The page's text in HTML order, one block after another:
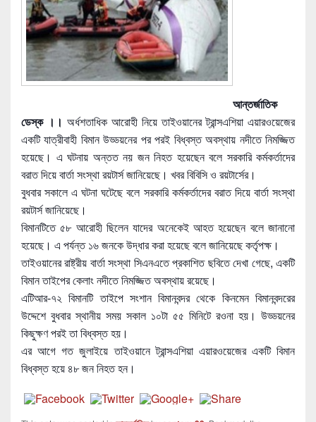
আন্তর্জাতিক
ডেস্ক ।। অর্ধশতাধিক আরোহী নিয়ে তাইওয়ানের ট্রান্সএশিয়া এয়ারওয়েজের
একটি যাত্রীবাহী বিমান উড্ডয়নের পর পরই বিধ্বস্ত অবস্থায় নদীতে নিমজ্জিত
হয়েছে। এ ঘটনায় অন্তত নয় জন নিহত হয়েছেন বলে সরকারি কর্মকর্তাদের
বরাত দিয়ে বার্তা সংস্থা রয়টার্স জানিয়েছে। খবর বিবিসি ও রয়টার্সের।
বুধবার সকালে এ ঘটনা ঘটেছে বলে সরকারি কর্মকর্তাদের বরাত দিয়ে বার্তা সংস্থা
রয়টার্স জানিয়েছে।
বিমানটিতে ৫৮ আরোহী ছিলেন যাদের অনেকেই আহত হয়েছেন বলে জানানো
হয়েছে। এ পর্যন্ত ১৬ জনকে উদ্ধার করা হয়েছে বলে জানিয়েছে কর্তৃপক্ষ।
তাইওয়ানের রাষ্ট্রীয় বার্তা সংস্থা সিএনএতে প্রকাশিত ছবিতে দেখা গেছে, একটি
বিমান তাইপের কেলাং নদীতে নিমজ্জিত অবস্থায় রয়েছে।
এটিআর-৭২ বিমানটি তাইপে সংশান বিমানবন্দর থেকে কিনমেন বিমানবন্দরের
উদ্দেশে বুধবার স্থানীয় সময় সকাল ১০টা ৫৫ মিনিটে রওনা হয়। উড্ডয়নের
কিছুক্ষণ পরই তা বিধ্বস্ত হয়।
এর আগে গত জুলাইয়ে তাইওয়ানে ট্রান্সএশিয়া এয়ারওয়েজের একটি বিমান
বিধ্বস্ত হয়ে ৪৮ জন নিহত হন।